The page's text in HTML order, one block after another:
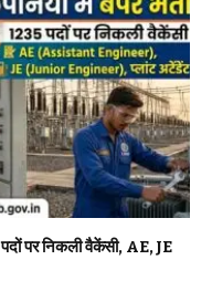
पर निकली वैकेंसी, AE, JE